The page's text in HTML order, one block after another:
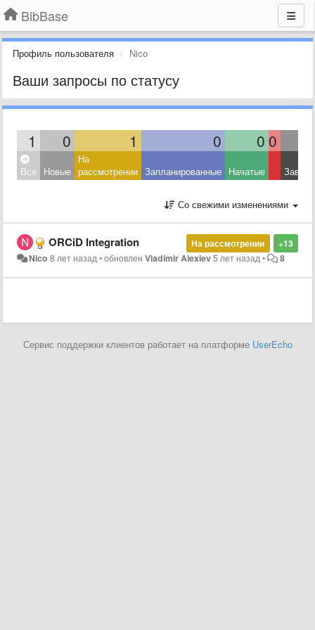
BibBase
Профиль пользователя Nico
Ваши запросы по статусу
1 0 1 0 0 0
Все Новые
На
рассмотрении Запланированные Начатые
Со свежими изменениями
+13
На рассмотрении
ORCiD Integration
Nico 8 лет назад•обновленVladimir Alexiev5 лет назад• 8
Сервис поддержки клиентов работает на платформе UserEcho